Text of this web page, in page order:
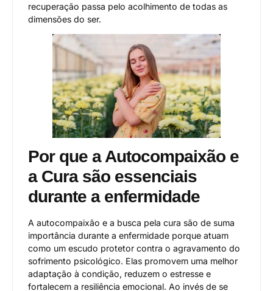
recuperação passa pelo acolhimento de todas as
dimensões do ser.
Por que a Autocompaixão e
a Cura são essenciais
durante a enfermidade
A autocompaixão e a busca pela cura são de suma
importância durante a enfermidade porque atuam
como um escudo protetor contra o agravamento do
sofrimento psicológico. Elas promovem uma melhor
adaptação à condição, reduzem o estresse e
fortalecem a resiliência emocional. Ao invés de se